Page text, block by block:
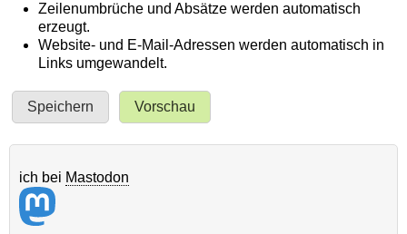
Zeilenumbrüche und Absätze werden automatisch
erzeugt.
Website- und E-Mail-Adressen werden automatisch in
Links umgewandelt.
ich bei Mastodon